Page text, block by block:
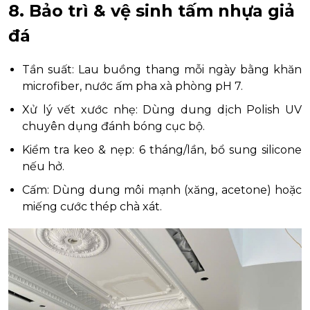
8. Bảo trì & vệ sinh tấm nhựa giả
đá
Tần suất: Lau buồng thang mỗi ngày bằng khăn
microfiber, nước ấm pha xà phòng pH 7.
Xử lý vết xước nhẹ: Dùng dung dịch Polish UV
chuyên dụng đánh bóng cục bộ.
Kiểm tra keo & nẹp: 6 tháng/lần, bổ sung silicone
nếu hở.
Cấm: Dùng dung môi mạnh (xăng, acetone) hoặc
miếng cước thép chà xát.